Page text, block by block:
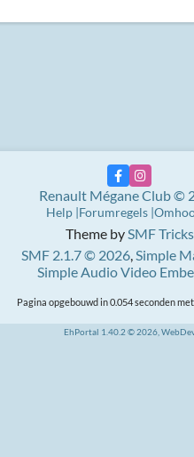
Theme bySMF Tricks
SMF 2.1.7 © 2026,Simple
Simple Audio Video
Renault Mégane Club ©
Help Forumregels
Pagina opgebouwd in 0.054 seconden
EhPortal 1.40.2 © 2026,